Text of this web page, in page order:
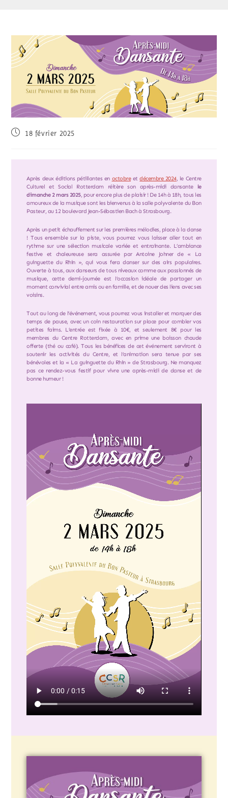
18 février 2025
Après deux éditions pétillantes en octobreetdécembre 2024, le Centre
Culturel et Social Rotterdam réitère son après-midi dansante
le
dimanche 2 mars 2025, pour encore plus de plaisir ! De 14h à 18h, tous les
amoureux de la musique sont les bienvenus à la salle polyvalente du Bon
Pasteur, au 12 boulevard Jean-Sébastien Bach à Strasbourg.
Après un petit échauffement sur les premières mélodies, place à la danse
! Tous ensemble sur la piste, vous pourrez vous laisser aller tout en
rythme sur une sélection musicale variée et entraînante. L’ambiance
festive et chaleureuse sera assurée par Antoine Johner de « La
guinguette du Rhin », qui vous fera danser sur des airs populaires.
Ouverte à tous, aux danseurs de tous niveaux comme aux passionnés de
musique, cette demi-journée est l’occasion idéale de partager un
moment convivial entre amis ou en famille, et de nouer des liens avec ses
voisins.
Tout au long de l’événement, vous pourrez vous installer et marquer des
temps de pause, avec un coin restauration sur place pour combler vos
petites faims. L’entrée est fixée à 10€, et seulement 8€ pour les
membres du Centre Rotterdam, avec en prime une boisson chaude
offerte (thé ou café). Tous les bénéfices de cet événement serviront à
soutenir les activités du Centre, et l’animation sera tenue par ses
bénévoles et la « La guinguette du Rhin » de Strasbourg. Ne manquez
pas ce rendez-vous festif pour vivre une après-midi de danse et de
bonne humeur !